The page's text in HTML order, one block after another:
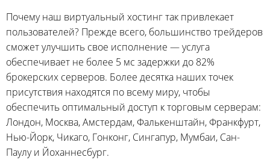
Почему наш виртуальный хостинг так привлекает
пользователей? Прежде всего, большинство трейдеров
сможет улучшить свое исполнение — услуга
обеспечивает не более 5 мс задержки до 82%
брокерских серверов. Более десятка наших точек
присутствия находятся по всему миру, чтобы
обеспечить оптимальный доступ к торговым серверам:
Лондон, Москва, Амстердам, Фалькенштайн, Франкфурт,
Нью-Йорк, Чикаго, Гонконг, Сингапур, Мумбаи, Сан-
Паулу и Йоханнесбург.